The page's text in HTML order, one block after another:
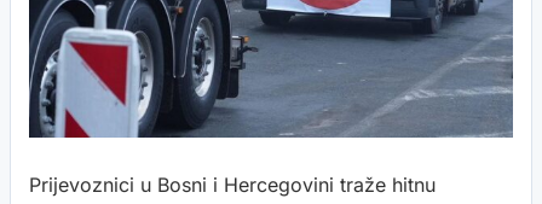
Prijevoznici u Bosni i Hercegovini traže hitnu